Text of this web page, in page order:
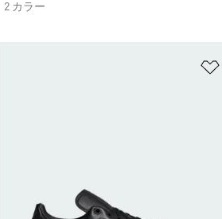
2 カラー